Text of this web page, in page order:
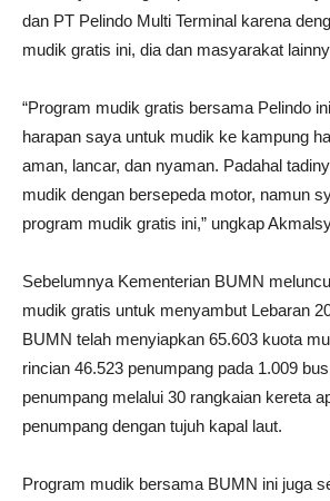
dan PT Pelindo Multi Terminal karena
mudik gratis ini, dia dan masyarakat
“Program mudik gratis bersama Pelindo
harapan saya untuk mudik ke kampung
aman, lancar, dan nyaman. Padahal
mudik dengan bersepeda motor, namun
program mudik gratis ini,” ungkap
Sebelumnya Kementerian BUMN
mudik gratis untuk menyambut Lebaran
BUMN telah menyiapkan 65.603 kuota
rincian 46.523 penumpang pada 1.009
penumpang melalui 30 rangkaian kereta
penumpang dengan tujuh kapal laut.
Program mudik bersama BUMN ini juga